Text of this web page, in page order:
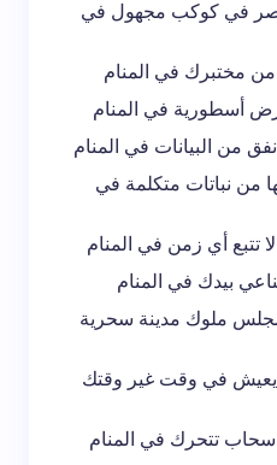
في كوكب مجهول في
مختبرك في المنام
أسطورية في المنام
من البيانات في المنام
من نباتات متكلمة في
تتبع أي زمن في المنام
بيدك في المنام
ملوك مدينة سحرية
يعيش في وقت غير وقتك
تتحرك في المنام